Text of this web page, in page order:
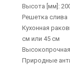
Высота [мм]:
Решетка слива
Кухонная
см или 45 см
Природные